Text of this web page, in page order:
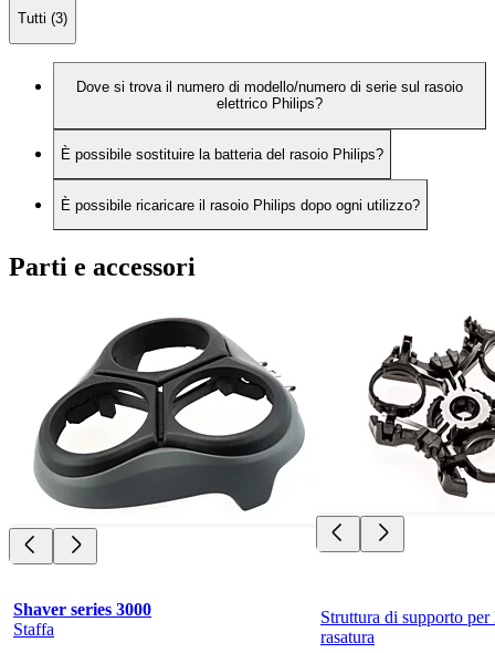
Tutti (3)
Dove si trova il numero di modello/numero di serie sul rasoio
elettrico Philips?
È possibile sostituire la batteria del rasoio Philips?
È possibile ricaricare il rasoio Philips dopo ogni utilizzo?
Parti e accessori
Shaver series 3000
Staffa
Struttura di supporto per
rasatura